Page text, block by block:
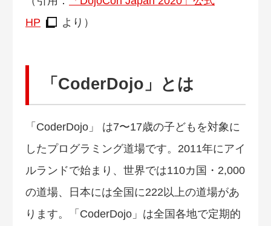
HP
より）
「CoderDojo」とは
「CoderDojo」 は7〜17歳の子どもを対象に
したプログラミング道場です。2011年にアイ
ルランドで始まり、世界では110カ国・2,000
の道場、日本には全国に222以上の道場があ
ります。「CoderDojo」は全国各地で定期的